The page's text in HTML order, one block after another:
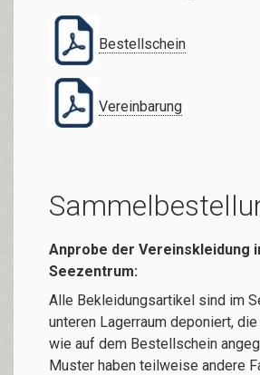
Bestellschein
Vereinbarung
Anprobe der Vereinskleidung
Seezentrum:
Alle Bekleidungsartikel sind im
unteren Lagerraum deponiert,
wie auf dem Bestellschein
Muster haben teilweise andere